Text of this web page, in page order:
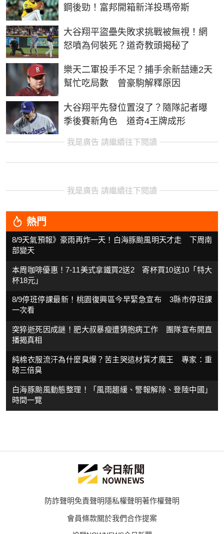
鋼後勁！富邦開箱新洋投瑪帝斯
大谷翔平盜壘失敗求挑戰被無視！網
怒噴為何裝死？道奇教頭揭秘了
樂天二軍投手不足？捕手余新喆連2天
幫忙吃局數 曾豪駒解釋原因
大谷翔平先發位置沒了？隨隊記者曝
季後賽新角色 道奇4王牌成形
我是廣告 請繼續往下閱讀
我是廣告 請繼續往下閱讀
熱門
8/9天氣預報》豪雨再炸一天！白海豚颱風明天才走 下周南
部變天
本周咖啡優惠！7-11美式拿鐵買2送2 寄杯買10送10「特大
杯18元」
8/9停班停課最新！桃園復興區今早緊急宣布 3縣市停班課
一次看
突猝逝死因成謎！肥大叔暴瘦遭猜抱病工作 團隊宣布開直
播揭真相
純棉衣服流汗為什麼臭爆？苦主哭這材質才魔王 專家：重
磅三倍臭
白海豚颱風動態整理！「風雨趨緩、警報解除、登陸中國」
時間一覽
防詐聲明免責聲明隱私權聲明著作權聲明
會員條款關於我們合作提案